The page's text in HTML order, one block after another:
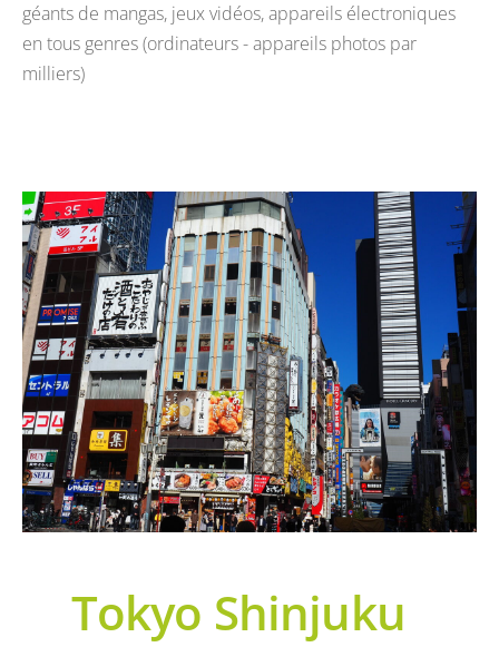
géants de mangas, jeux vidéos, appareils électroniques
en tous genres (ordinateurs - appareils photos par
milliers)
Tokyo Shinjuku